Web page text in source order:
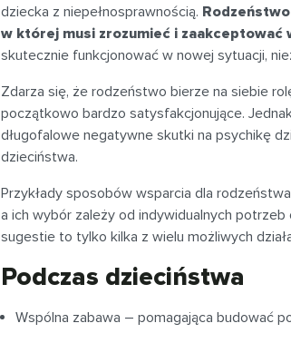
dziecka z niepełnosprawnością.
w której musi zrozumieć i zaakceptować
skutecznie funkcjonować w nowej sytuacji,
Zdarza się, że rodzeństwo bierze na siebie
początkowo bardzo satysfakcjonujące.
długofalowe negatywne skutki na psychikę
dzieciństwa.
Przykłady sposobów wsparcia dla
a ich wybór zależy od indywidualnych
sugestie to tylko kilka z wielu możliwych
Podczas dzieciństwa
Wspólna zabawa – pomagająca budować